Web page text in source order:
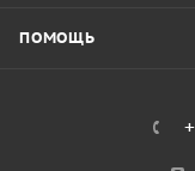
ПОМОЩЬ